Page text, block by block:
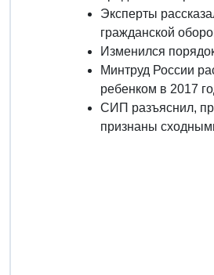
Эксперты
гражданской
Изменился
Минтруд России
ребенком в 2017
СИП разъяснил,
признаны